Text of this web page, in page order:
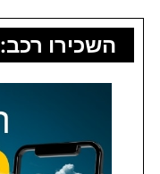
השכירו רכב: